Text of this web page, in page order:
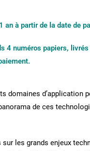
an à partir de la date de
4 numéros papiers,
domaines d’application
de ces
les grands enjeux